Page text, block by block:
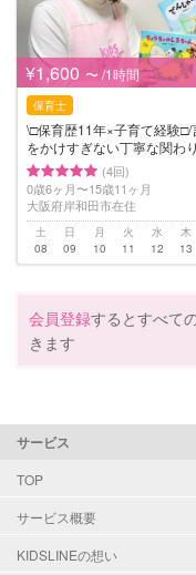
¥1,600 〜 /1時間
保育士
\□︎保育歴11年×子育て経験□︎/
をかけすぎない丁寧な関わ
(4回)
0歳6ヶ月〜15歳11ヶ月
大阪府岸和田市在住
土
08
日
09
月
10
火
11
水
12
木
13
会員登録するとすべて
きます
サービス
TOP
サービス概要
KIDSLINEの想い